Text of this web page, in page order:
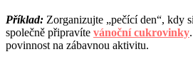
Příklad: Zorganizujte „pečící den“, kdy
společně připravíte vánoční cukrovinky
povinnost na zábavnou aktivitu.